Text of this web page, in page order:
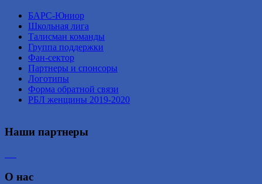
БАРС-Юниор
Школьная лига
Талисман команды
Группа поддержки
Фан-сектор
Партнеры и спонсоры
Логотипы
Форма обратной связи
РБЛ женщины 2019-2020
Наши партнеры
О нас